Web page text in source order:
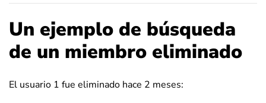
Un ejemplo de búsqueda
de un miembro eliminado
El usuario 1 fue eliminado hace 2 meses: